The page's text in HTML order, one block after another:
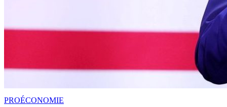
PROÉCONOMIE